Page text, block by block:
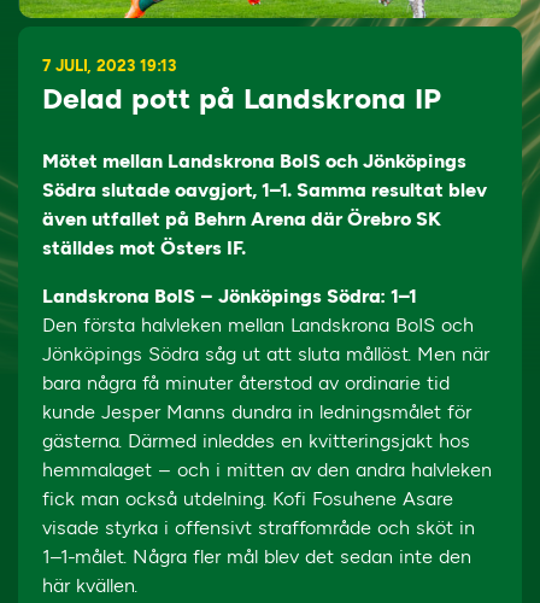
7 JULI, 2023 19:13
Delad pott på Landskrona IP
Mötet mellan Landskrona BoIS och Jönköpings
Södra slutade oavgjort, 1–1. Samma resultat blev
även utfallet på Behrn Arena där Örebro SK
ställdes mot Östers IF.
Landskrona BoIS – Jönköpings Södra: 1–1
Den första halvleken mellan Landskrona BoIS och
Jönköpings Södra såg ut att sluta mållöst. Men när
bara några få minuter återstod av ordinarie tid
kunde Jesper Manns dundra in ledningsmålet för
gästerna. Därmed inleddes en kvitteringsjakt hos
hemmalaget – och i mitten av den andra halvleken
fick man också utdelning. Kofi Fosuhene Asare
visade styrka i offensivt straffområde och sköt in
1–1-målet. Några fler mål blev det sedan inte den
här kvällen.